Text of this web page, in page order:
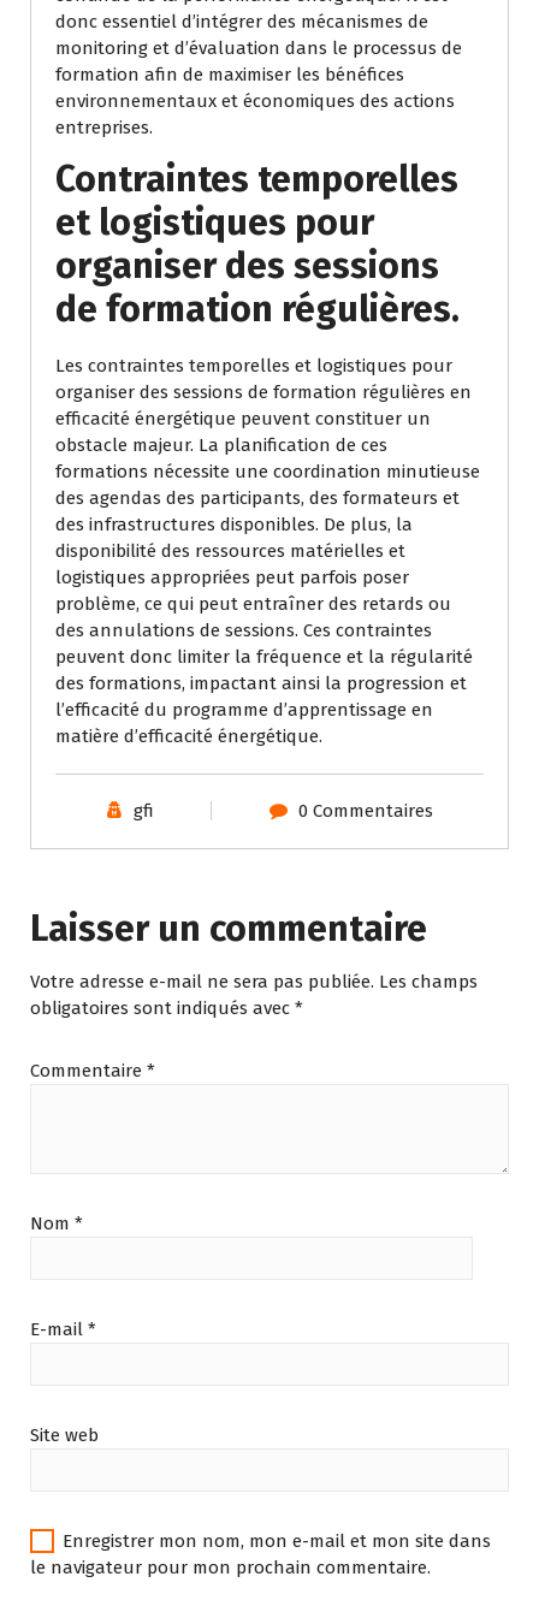
donc essentiel d’intégrer des mécanismes de
monitoring et d’évaluation dans le processus de
formation afin de maximiser les bénéfices
environnementaux et économiques des actions
entreprises.
Contraintes temporelles
et logistiques pour
organiser des sessions
de formation régulières.
Les contraintes temporelles et logistiques pour
organiser des sessions de formation régulières en
efficacité énergétique peuvent constituer un
obstacle majeur. La planification de ces
formations nécessite une coordination minutieuse
des agendas des participants, des formateurs et
des infrastructures disponibles. De plus, la
disponibilité des ressources matérielles et
logistiques appropriées peut parfois poser
problème, ce qui peut entraîner des retards ou
des annulations de sessions. Ces contraintes
peuvent donc limiter la fréquence et la régularité
des formations, impactant ainsi la progression et
l’efficacité du programme d’apprentissage en
matière d’efficacité énergétique.
gfi 0 Commentaires
Laisser un commentaire
Votre adresse e-mail ne sera pas publiée. Les champs
obligatoires sont indiqués avec *
Commentaire *
Nom *
E-mail *
Site web
Enregistrer mon nom, mon e-mail et mon site dans
le navigateur pour mon prochain commentaire.